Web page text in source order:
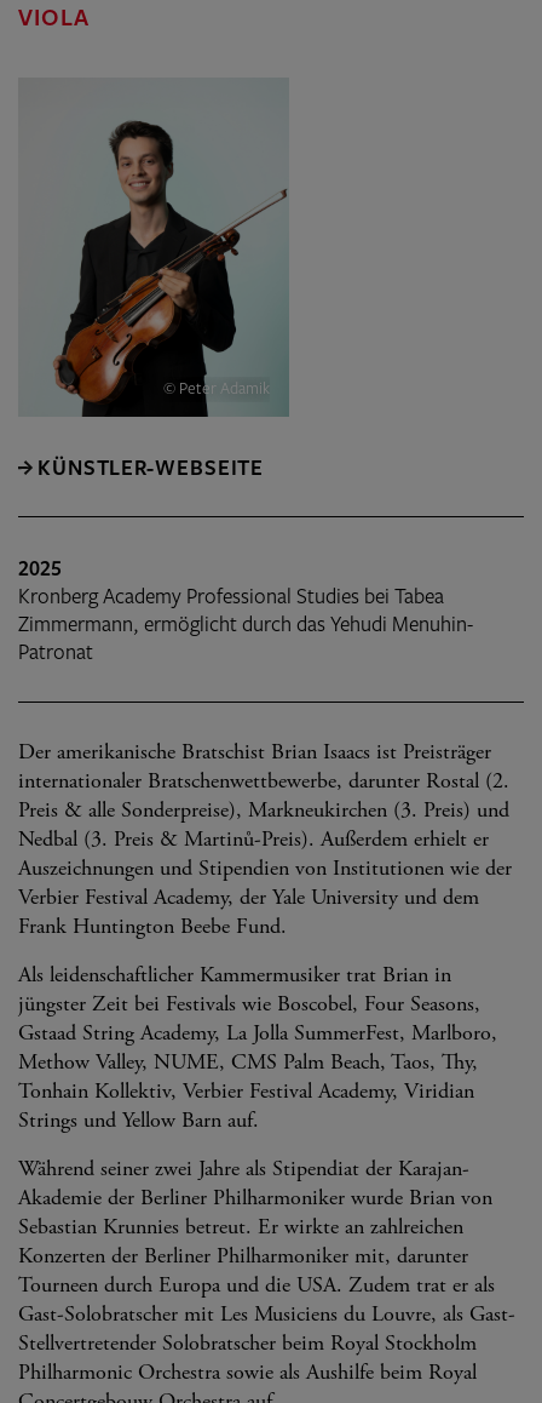
VIOLA
© Peter Adamik
KÜNSTLER-WEBSEITE
2025
Kronberg Academy Professional Studies bei Tabea
Zimmermann, ermöglicht durch das Yehudi Menuhin-
Patronat
Der amerikanische Bratschist Brian Isaacs ist Preisträger
internationaler Bratschenwettbewerbe, darunter Rostal (2.
Preis & alle Sonderpreise), Markneukirchen (3. Preis) und
Nedbal (3. Preis & Martinů-Preis). Außerdem erhielt er
Auszeichnungen und Stipendien von Institutionen wie der
Verbier Festival Academy, der Yale University und dem
Frank Huntington Beebe Fund.
Als leidenschaftlicher Kammermusiker trat Brian in
jüngster Zeit bei Festivals wie Boscobel, Four Seasons,
Gstaad String Academy, La Jolla SummerFest, Marlboro,
Methow Valley, NUME, CMS Palm Beach, Taos, Thy,
Tonhain Kollektiv, Verbier Festival Academy, Viridian
Strings und Yellow Barn auf.
Während seiner zwei Jahre als Stipendiat der Karajan-
Akademie der Berliner Philharmoniker wurde Brian von
Sebastian Krunnies betreut. Er wirkte an zahlreichen
Konzerten der Berliner Philharmoniker mit, darunter
Tourneen durch Europa und die USA. Zudem trat er als
Gast-Solobratscher mit Les Musiciens du Louvre, als Gast-
Stellvertretender Solobratscher beim Royal Stockholm
Philharmonic Orchestra sowie als Aushilfe beim Royal